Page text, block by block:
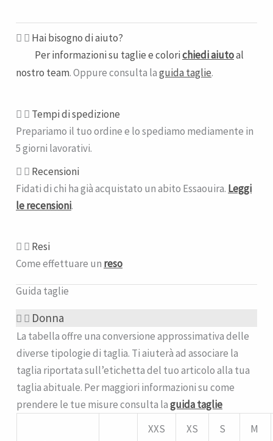
Hai bisogno di aiuto?
Per informazioni su taglie e colorichiedi aiutoal
nostro team. Oppure consulta laguida taglie.
Tempi di spedizione​
Prepariamo il tuo ordine e lo spediamo mediamente in
5 giorni lavorativi.
Recensioni
Fidati di chi ha già acquistato un abito Essaouira. Leggi
le recensioni.
Resi
Come effettuare un reso
Guida taglie
Donna
La tabella offre una conversione approssimativa delle
diverse tipologie di taglia. Ti aiuterà ad associare la
taglia riportata sull’etichetta del tuo articolo alla tua
taglia abituale. Per maggiori informazioni su come
prendere le tue misure consulta laguida taglie
XXS
XS
S
M